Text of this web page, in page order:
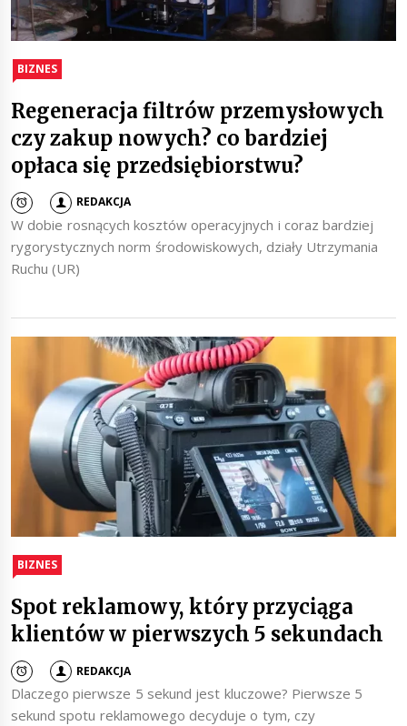
BIZNES
Regeneracja filtrów przemysłowych
czy zakup nowych? co bardziej
opłaca się przedsiębiorstwu?
REDAKCJA
W dobie rosnących kosztów operacyjnych i coraz bardziej
rygorystycznych norm środowiskowych, działy Utrzymania
Ruchu (UR)
BIZNES
Spot reklamowy, który przyciąga
klientów w pierwszych 5 sekundach
REDAKCJA
Dlaczego pierwsze 5 sekund jest kluczowe? Pierwsze 5
sekund spotu reklamowego decyduje o tym, czy